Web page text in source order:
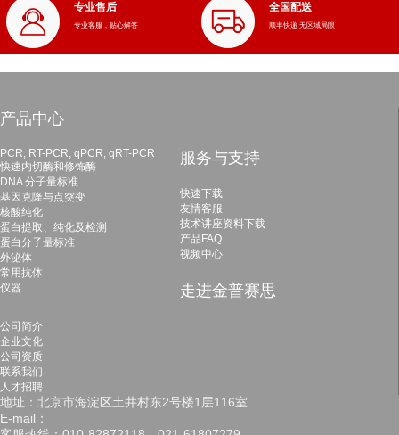
专业售后
专业客服，贴心解答
全国配送
顺丰快递 无区域局限
产品中心
PCR, RT-PCR, qPCR, qRT-PCR
快速内切酶和修饰酶
DNA 分子量标准
基因克隆与点突变
核酸纯化
蛋白提取、纯化及检测
蛋白分子量标准
外泌体
常用抗体
仪器
服务与支持
快速下载
友情客服
技术讲座资料下载
产品FAQ
视频中心
走进金普赛思
公司简介
企业文化
公司资质
联系我们
人才招聘
地址：北京市海淀区土井村东2号楼1层116室
E-mail：